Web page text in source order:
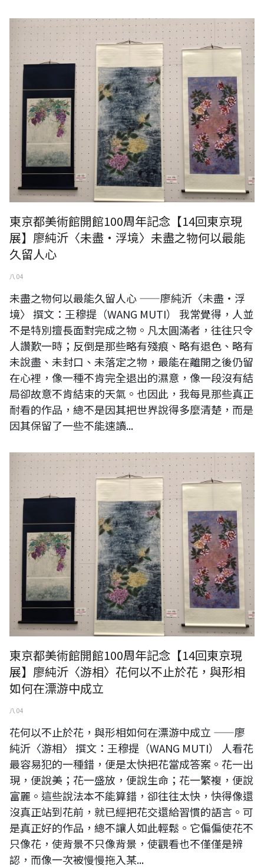
東京都美術館開館100周年記念【14回東京現
展】廖純沂〈未盡・浮境〉未盡之物何以最能
久留人心
八 04
未盡之物何以最能久留人心 ——廖純沂〈未盡・浮
境〉 撰文：王穆提（WANG MUTI） 我常覺得，人並
不是特別擅長面對完成之物。凡太圓滿者，往往只令
人讚歎一時；反倒是那些略有殘痕、略有退色、略有
未說盡、未封口、未落定之物，最能在離開之後仍留
在心裡，像一種不肯完全退出的濕意，像一段沒有結
局卻故意不肯結束的天氣。也因此，我每見那些真正
耐看的作品，總不是因其把世界說得多麼清楚，而是
因其保留了一些不能速讀...
東京都美術館開館100周年記念【14回東京現
展】廖純沂〈游相〉花何以不止於花，與形相
如何在漂游中成立
八 04
花何以不止於花，與形相如何在漂游中成立 ——廖
純沂〈游相〉 撰文：王穆提（WANG MUTI） 人看花
最容易犯的一種錯，便是太快把花當成答案。花一出
現，便說美；花一盛放，便說生命；花一繁複，便說
富麗。這些說法本不能算錯，卻往往太快，快得像還
沒真正站到花前，就已經把花交還給習慣的語言。可
是真正好的作品，總不讓人如此輕鬆。它偏偏使花不
只像花，使背景不只像背景，使觀看也不僅僅是辨
認，而像一次被慢慢拖入某...